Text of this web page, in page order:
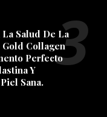
Salud De La
Gold Collagen
Perfecto
Y
Sana.